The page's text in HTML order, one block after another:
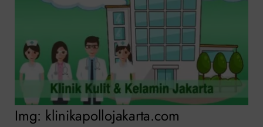
Img: klinikapollojakarta.com